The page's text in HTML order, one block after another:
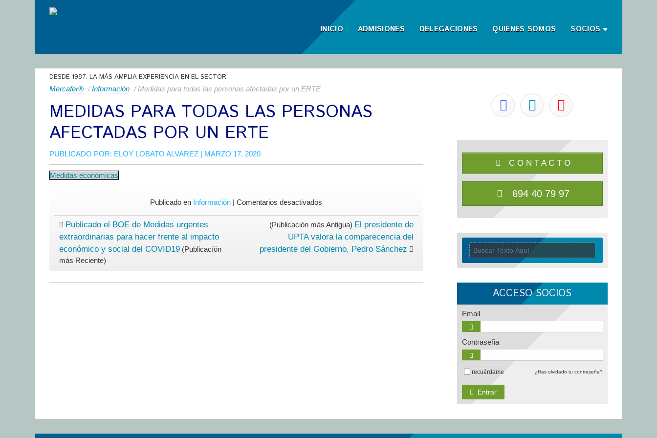
INICIO ADMISIONES DELEGACIONES QUIÉNES SOMOS SOCIOS
DESDE 1987. LA MÁS AMPLIA EXPERIENCIA EN EL SECTOR.
Mercafer® /Información / Medidas para todas las personas afectadas por un ERTE
MEDIDAS PARA TODAS LAS PERSONAS
AFECTADAS POR UN ERTE
PUBLICADO POR: ELOY LOBATO ALVAREZ| MARZO 17, 2020
Medidas económicas
Publicado en Información |Comentarios desactivados
para
todas
las
personas
Publicado el BOE de Medidas urgentes
extraordinarias para hacer frente al impacto
económico y social del COVID19(Publicacíón
más Reciente)
(Publicación más Antigua) El presidente de
UPTA valora la comparecencia del
presidente del Gobierno, Pedro Sánchez
C O N T A C T O
694 40 79 97
ACCESO SOCIOS
Email
Contraseña
recuérdame ¿Has olvidado tu contraseña?
Entrar